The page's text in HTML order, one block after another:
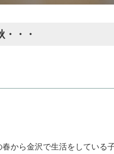
・・・
から金沢で生活をしている